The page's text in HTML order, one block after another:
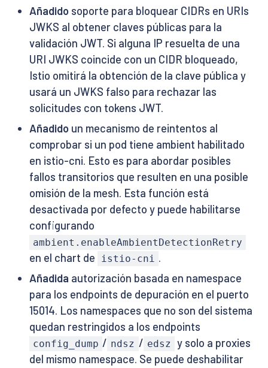
Añadidosoporte para bloquear CIDRs en URIs
JWKS al obtener claves públicas para la
validación JWT. Si alguna IP resuelta de una
URI JWKS coincide con un CIDR bloqueado,
Istio omitirá la obtención de la clave pública y
usará un JWKS falso para rechazar las
solicitudes con tokens JWT.
Añadidoun mecanismo de reintentos al
comprobar si un pod tiene ambient habilitado
en istio-cni. Esto es para abordar posibles
fallos transitorios que resulten en una posible
omisión de la mesh. Esta función está
desactivada por defecto y puede habilitarse
configurando
ambient.enableAmbientDetectionRetry
en el chart de istio-cni .
Añadida autorización basada en namespace
para los endpoints de depuración en el puerto
15014. Los namespaces que no son del sistema
quedan restringidos a los endpoints
config_dump / ndsz / edsz y solo a proxies
del mismo namespace. Se puede deshabilitar